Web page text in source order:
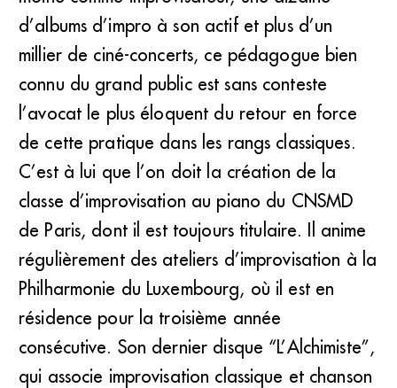
d’albums d’impro à son actif et plus d’un
millier de ciné-concerts, ce pédagogue bien
connu du grand public est sans conteste
l’avocat le plus éloquent du retour en force
de cette pratique dans les rangs classiques.
C’est à lui que l’on doit la création de la
classe d’improvisation au piano du CNSMD
de Paris, dont il est toujours titulaire. Il anime
régulièrement des ateliers d’improvisation à la
Philharmonie du Luxembourg, où il est en
résidence pour la troisième année
consécutive. Son dernier disque “L’Alchimiste”,
qui associe improvisation classique et chanson